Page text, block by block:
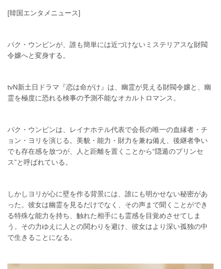
[韓国エンタメニュース]
パク・ウンビンが、誰も簡単には近づけないミステリアスな財閥
令嬢へと変身する。
tvN新土日ドラマ『恋は命がけ』は、幽霊が見える財閥令嬢と、幽
霊を極度に恐れる検事の予測不能なオカルトロマンス。
パク・ウンビンは、レイナホテル代表で会長の唯一の血縁者・チ
ョン・ヨリを演じる。美貌・能力・財力を兼ね備え、後継者争い
でも存在感を放つが、人と距離を置くことから“隠遁のプリンセ
ス”と呼ばれている。
しかしヨリが心に壁を作る背景には、誰にも明かせない秘密があ
った。彼女は幽霊を見るだけでなく、その声まで聞くことができ
る特殊な能力を持ち、触れた相手にも霊感を目覚めさせてしま
う。その力ゆえに人との関わりを避け、彼女はより深い孤独の中
で生きることになる。